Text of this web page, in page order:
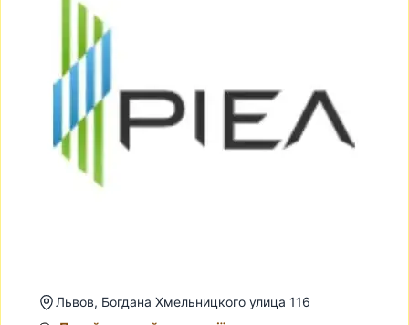
Львов, Богдана Хмельницкого улица 116